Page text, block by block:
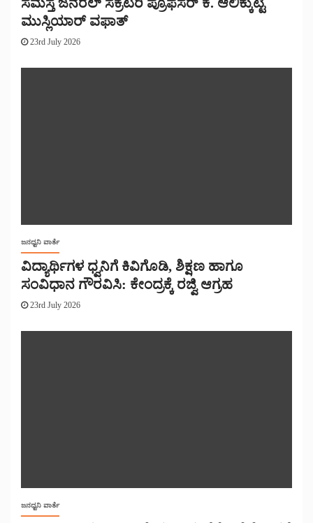
ಮುಸ್ಲಿಯಾರ್ ವಫಾತ್
23rd July 2026
ಜನಧ್ವನಿ ವಾರ್ತೆ
ವಿದ್ಯಾರ್ಥಿಗಳ ಧ್ವನಿಗೆ ಕಿವಿಗೊಡಿ, ಶಿಕ್ಷಣ ಹಾಗೂ
ಸಂವಿಧಾನ ಗೌರವಿಸಿ: ಕೇಂದ್ರಕ್ಕೆ ರಜ್ವಿ ಆಗ್ರಹ
23rd July 2026
ಜನಧ್ವನಿ ವಾರ್ತೆ